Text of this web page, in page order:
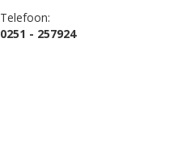
Telefoon:
0251 - 257924